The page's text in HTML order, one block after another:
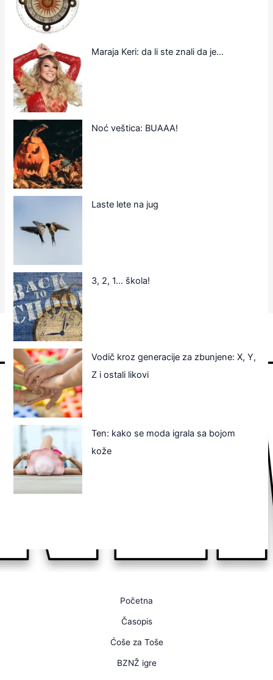
Maraja Keri: da li ste znali da je…
Noć veštica: BUAAA!
Laste lete na jug
3, 2, 1… škola!
Vodič kroz generacije za zbunjene: X, Y,
Z i ostali likovi
Ten: kako se moda igrala sa bojom
kože
Početna
Časopis
Ćoše za Toše
BZNŽ igre